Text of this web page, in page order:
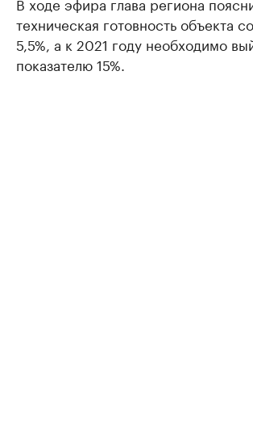
техническая готовность объекта
5,5%, а к 2021 году необходимо
показателю 15%.